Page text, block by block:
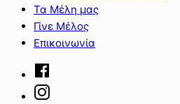
Τα Μέλη μας
Γίνε Μέλος
Επικοινωνία